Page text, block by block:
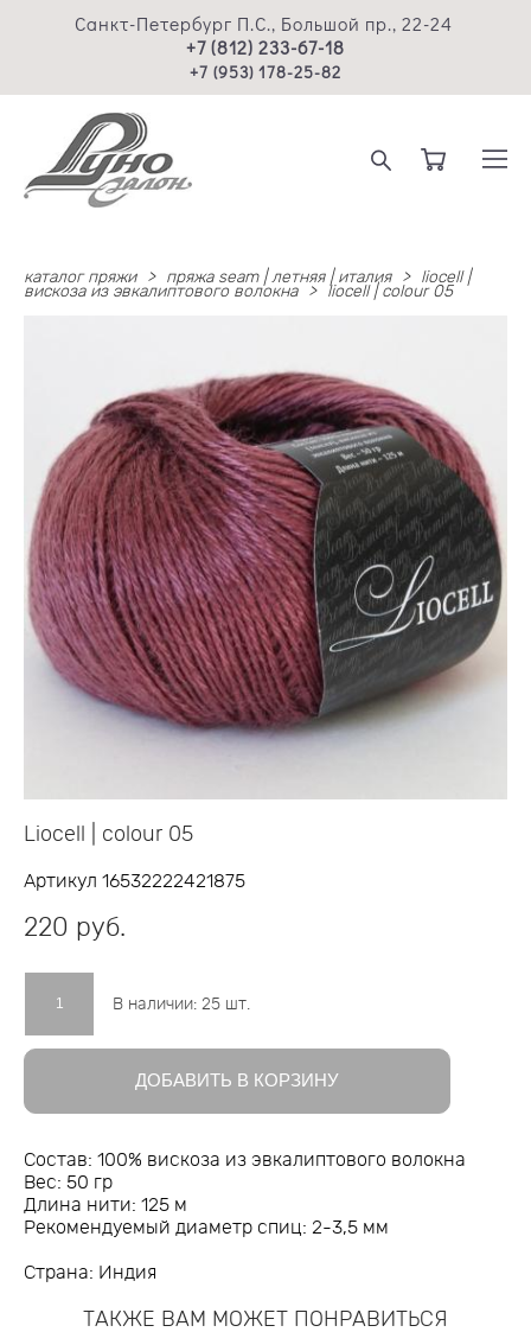
Санкт-Петербург П.С., Большой пр., 22-24
+7 (812) 233-67-18
+7 (953) 178-25-82
каталог пряжи > пряжа seam | летняя | италия >
liocell |
вискоза из эвкалиптового волокна
> liocell | colour 05
Liocell | colour 05
Артикул 16532222421875
220 pуб.
В наличии: 25 шт.
ДОБАВИТЬ В КОРЗИНУ
Состав: 100% вискоза из эвкалиптового волокна
Вес: 50 гр
Длина нити: 125 м
Рекомендуемый диаметр спиц: 2-3,5 мм
Страна: Индия
ТАКЖЕ ВАМ МОЖЕТ ПОНРАВИТЬСЯ